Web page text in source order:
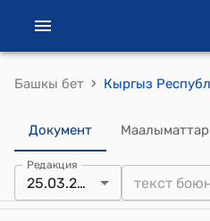
Башкы бет ›
Документ Маалыматтар
Редакция
25.03.2022